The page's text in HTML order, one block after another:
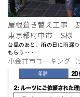
屋根葺き替え工事
東京都府中市 S様
台風のあと、雨の日に雨漏
もらう･･･
小金井市コーキング